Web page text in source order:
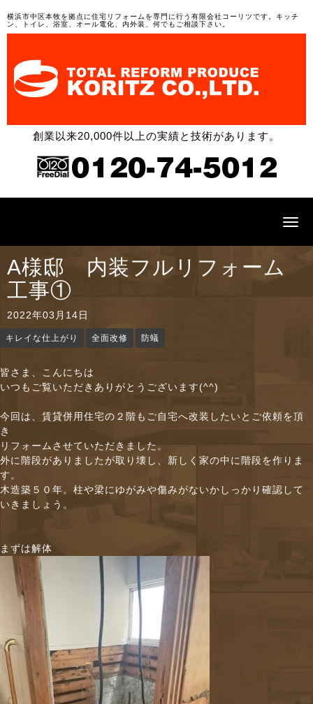
横浜市中区本牧を拠点に住宅リフォームを専門に行う有限会社コーリツです。キッチ
ン、トイレ、浴室、オール電化、内外装、何でもご相談下さい。
創業以来20,000件以上の実績と技術があります。
N
v
A様邸 内装フルリフォーム
工事①
2022年03月14日
キレイな仕上がり 全面改修 防蟻
皆さま、こんにちは
いつもご覧いただきありがとうございます(^^)
今回は、賃貸併用住宅の２階もご自宅へ改装したいとご依頼を頂
き
リフォームさせていただきました。
外に階段がありましたが取り壊し、新しく家の中に階段を作りま
す。
木造築５０年。柱や梁にゆがみや傷みがないかしっかり確認して
いきましょう。
まずは解体